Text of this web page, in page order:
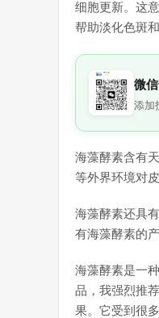
细胞更新。这
帮助淡化色斑
微信
添加
海藻酵素含有
等外界环境对
海藻酵素还具
有海藻酵素的
海藻酵素是一
品，我强烈推
果。它受到很